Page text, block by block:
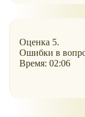
Оценка 5.
Ошибки в
Время: 02:06